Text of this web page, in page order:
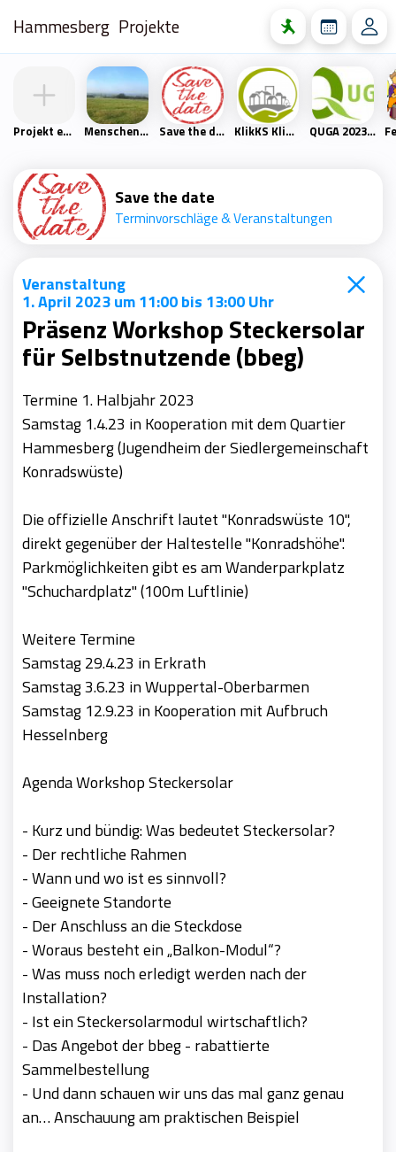
Hammesberg Projekte
Projekt erstellen Menschen- und Naturfreunde Scharpenacken Save the date KlikKS Klimaschutzprojekt QUGA 2023 – Quartiersgartenschau Heckinghausen
Save the date
Terminvorschläge & Veranstaltungen
Veranstaltung
1. April 2023 um 11:00 bis 13:00 Uhr
Präsenz Workshop Steckersolar
für Selbstnutzende (bbeg)
Termine 1. Halbjahr 2023
Samstag 1.4.23 in Kooperation mit dem Quartier
Hammesberg (Jugendheim der Siedlergemeinschaft
Konradswüste)
Die offizielle Anschrift lautet "Konradswüste 10",
direkt gegenüber der Haltestelle "Konradshöhe".
Parkmöglichkeiten gibt es am Wanderparkplatz
"Schuchardplatz" (100m Luftlinie)
Weitere Termine
Samstag 29.4.23 in Erkrath
Samstag 3.6.23 in Wuppertal-Oberbarmen
Samstag 12.9.23 in Kooperation mit Aufbruch
Hesselnberg
Agenda Workshop Steckersolar
- Kurz und bündig: Was bedeutet Steckersolar?
- Der rechtliche Rahmen
- Wann und wo ist es sinnvoll?
- Geeignete Standorte
- Der Anschluss an die Steckdose
- Woraus besteht ein „Balkon-Modul“?
- Was muss noch erledigt werden nach der
Installation?
- Ist ein Steckersolarmodul wirtschaftlich?
- Das Angebot der bbeg - rabattierte
Sammelbestellung
- Und dann schauen wir uns das mal ganz genau
an… Anschauung am praktischen Beispiel